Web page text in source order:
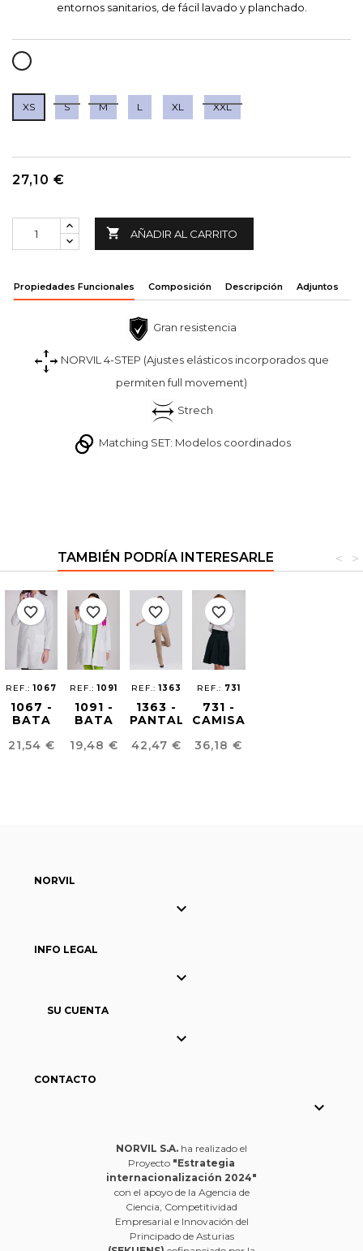
entornos sanitarios, de fácil lavado y planchado.
BLANCO
XS S M L XL XXL
27,10 €
 AÑADIR AL CARRITO
Propiedades Funcionales Composición Descripción Adjuntos
Gran resistencia
NORVIL 4-STEP (Ajustes elásticos incorporados que
permiten full movement)
Strech
Matching SET: Modelos coordinados
TAMBIÉN PODRÍA INTERESARLE >
<
REF.:1067
1067 -
BATA
MUJER
Precio
21,54 €
favorite_border
REF.:1091
1091 -
BATA
MUJER
Precio
19,48 €
favorite_border
REF.:1363
1363 -
PANTALÓN
MUJER
Precio
42,47 €
favorite_border
REF.: 731
731 -
CAMISA
MUJER
Precio
36,18 €
favorite_border
NORVIL

INFO LEGAL

SU CUENTA

CONTACTO

NORVIL S.A. ha realizado el
Proyecto "Estrategia
internacionalización 2024"
con el apoyo de la Agencia de
Ciencia, Competitividad
Empresarial e Innovación del
Principado de Asturias